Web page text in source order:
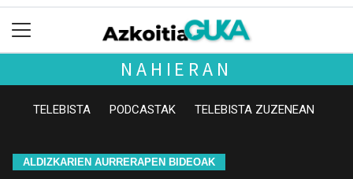
NAHIERAN
TELEBISTA PODCASTAK TELEBISTA ZUZENEAN
ALDIZKARIEN AURRERAPEN BIDEOAK